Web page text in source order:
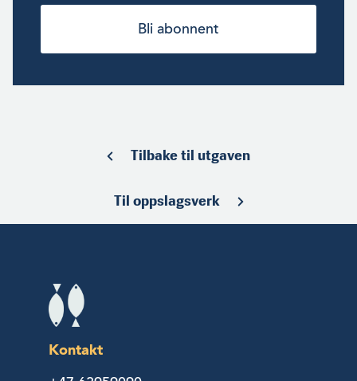
Bli abonnent
Tilbake til utgaven
Til oppslagsverk
Kontakt